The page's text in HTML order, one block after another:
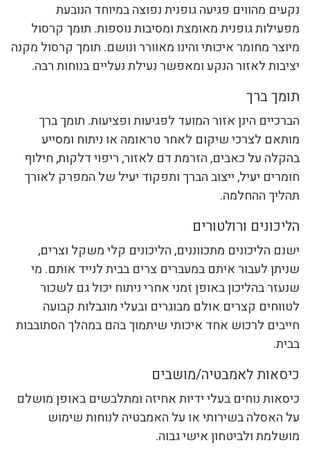
נקעים מהווים פגיעה גופנית נפוצה במיוחד הנובעת
מפעילות גופנית מאומצת ומסיבות נוספות. תומך קרסול
מיוצר מחומר איכותי והינו מאוורר ונושם. תומך קרסול מקנה
יציבות לאזור הנקע ומאפשר נעילת נעליים בנוחות רבה.
תומך ברך
הברכיים הינן אזור המועד לפגיעות ופציעות. תומך ברך
מותאם לצרכי שיקום לאחר טראומה או ניתוח ומסייע
בהקלה על כאבים, הזרמת דם לאזור, ריפוי דלקות, חילוף
חומרים יעיל, ייצוב הברך ותפקוד יעיל של המפרק לאורך
תהליך ההחלמה.
הליכונים ורולטורים
ישנם הליכונים מתכווננים, הליכונים קלי משקל וצרים,
שניתן לעבור איתם במעברים צרים בבית לנייד אותם. מי
שנעזר בהליכון באופן זמני אחרי ניתוח יכול גם לשכור
לטווחים קצרים אולם מבוגרים ובעלי מוגבלות קבועה
חייבים לרכוש אחד איכותי שיתמוך בהם במהלך הסתובבות
בבית.
כיסאות לאמבטיה/מושבים
כיסאות נוחים בעלי ידיות אחיזה ומתלבשים באופן מושלם
על האסלה בשירותי או על האמבטיה לנוחות שימוש
מושלמת ולביטחון אישי גבוה.